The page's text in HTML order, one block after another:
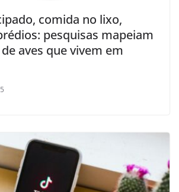
comida no lixo,
pesquisas mapeiam
aves que vivem em